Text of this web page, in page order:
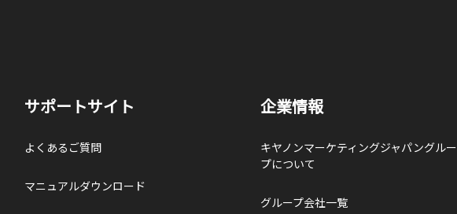
サポートサイト
よくあるご質問
マニュアルダウンロード
企業情報
キヤノンマーケティングジャパングルー
プについて
グループ会社一覧